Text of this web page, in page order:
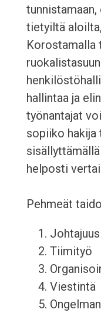
tietyiltä
Korostamalla
hallintaa ja
työnantajat
sopiiko hakija
helposti
Pehmeät
Johtajuus
Tiimityö
Viestintä